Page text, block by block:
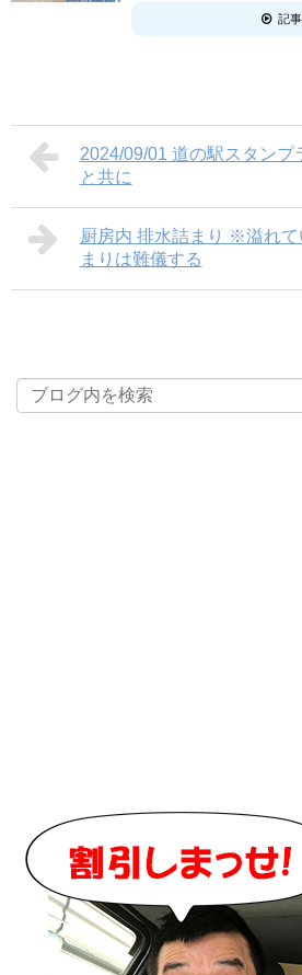
記
2024/09/01 道の駅スタンプ
と共に
厨房内 排水詰まり ※溢れ
まりは難儀する